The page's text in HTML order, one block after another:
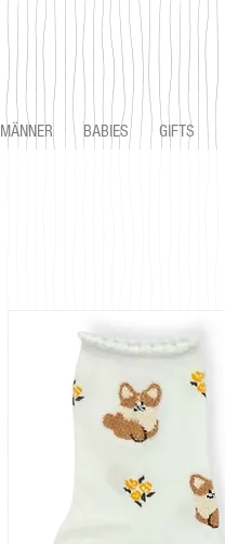
MÄNNER BABIES GIFTS